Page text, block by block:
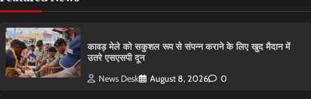
कावड़ मेले को सकुशल रूप से संपन्न कराने के लिए खुद मैदान में
उतरे एसएसपी दून
News Desk August 8, 2026 0